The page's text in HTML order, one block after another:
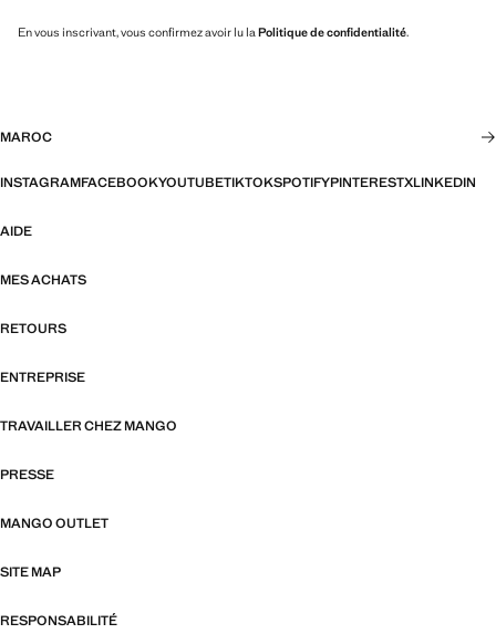
En vous inscrivant, vous confirmez avoir lu la Politique de confidentialité.
MAROC
INSTAGRAMFACEBOOKYOUTUBETIKTOKSPOTIFYPINTERESTXLINKEDIN
AIDE
MES ACHATS
RETOURS
ENTREPRISE
TRAVAILLER CHEZ MANGO
PRESSE
MANGO OUTLET
SITE MAP
RESPONSABILITÉ